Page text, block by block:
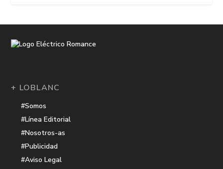
+ LOBLANC
#Somos
#Línea Editorial
#Nosotros-as
#Publicidad
#Aviso Legal